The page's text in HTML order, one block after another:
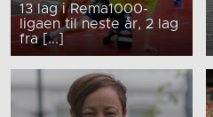
13 lag i Rema1000-
ligaen til neste år, 2 lag
fra [...]